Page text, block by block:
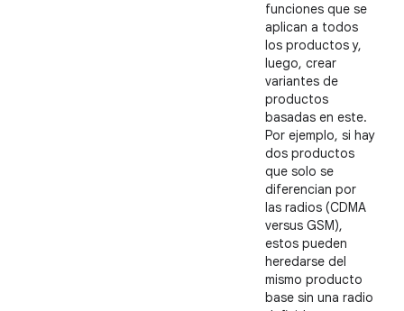
funciones que se
aplican a todos
los productos y,
luego, crear
variantes de
productos
basadas en este.
Por ejemplo, si hay
dos productos
que solo se
diferencian por
las radios (CDMA
versus GSM),
estos pueden
heredarse del
mismo producto
base sin una radio